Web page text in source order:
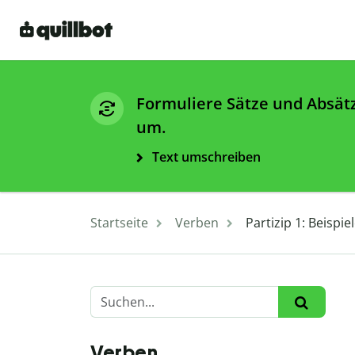
Formuliere Sätze und
um.
Text umschreiben
Startseite Verben Partizip 1: